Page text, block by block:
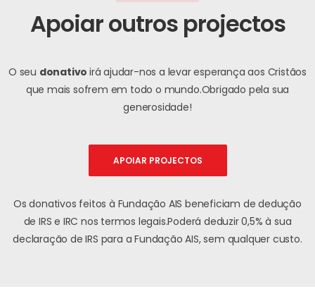
Apoiar outros projectos
O seu donativo irá ajudar-nos a levar esperança aos Cristãos
que mais sofrem em todo o mundo.Obrigado pela sua
generosidade!
APOIAR PROJECTOS
Os donativos feitos à Fundação AIS beneficiam de dedução
de IRS e IRC nos termos legais.Poderá deduzir 0,5% à sua
declaração de IRS para a Fundação AIS, sem qualquer custo.